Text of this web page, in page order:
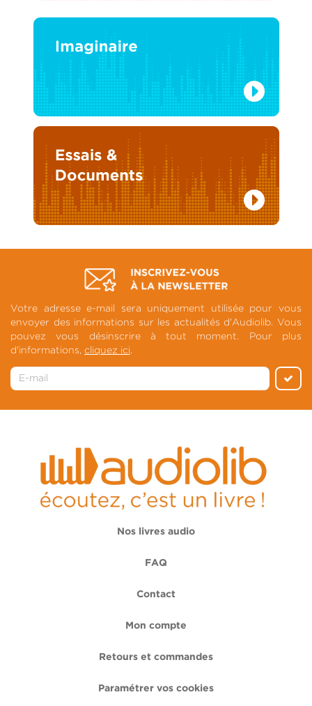
Votre adresse e-mail sera uniquement utilisée pour vous
envoyer des informations sur les actualités d'Audiolib. Vous
pouvez vous désinscrire à tout moment. Pour plus
d'informations, cliquez ici.
Nos livres audio
FAQ
Contact
Mon compte
Retours et commandes
Paramétrer vos cookies